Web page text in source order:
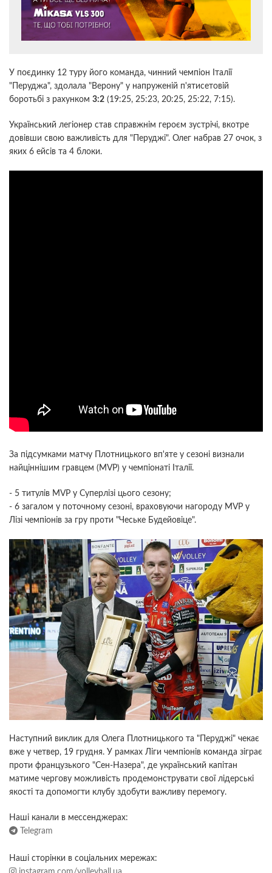
У поєдинку 12 туру його команда, чинний чемпіон Італії
"Перуджа", здолала "Верону" у напруженій п'ятисетовій
боротьбі з рахунком 3:2 (19:25, 25:23, 20:25, 25:22, 7:15).
Український легіонер став справжнім героєм зустрічі, вкотре
довівши свою важливість для "Перуджі". Олег набрав 27 очок, з
яких 6 ейсів та 4 блоки.
За підсумками матчу Плотницького вп'яте у сезоні визнали
найціннішим гравцем (MVP) у чемпіонаті Італії.
- 5 титулів MVP у Суперлізі цього сезону;
- 6 загалом у поточному сезоні, враховуючи нагороду MVP у
Лізі чемпіонів за гру проти "Чеське Будейовіце".
Наступний виклик для Олега Плотницького та "Перуджі" чекає
вже у четвер, 19 грудня. У рамках Ліги чемпіонів команда зіграє
проти французького "Сен-Назера", де український капітан
матиме чергову можливість продемонструвати свої лідерські
якості та допомогти клубу здобути важливу перемогу.
Наші канали в мессенджерах:
Telegram
Наші сторінки в соціальних мережах: